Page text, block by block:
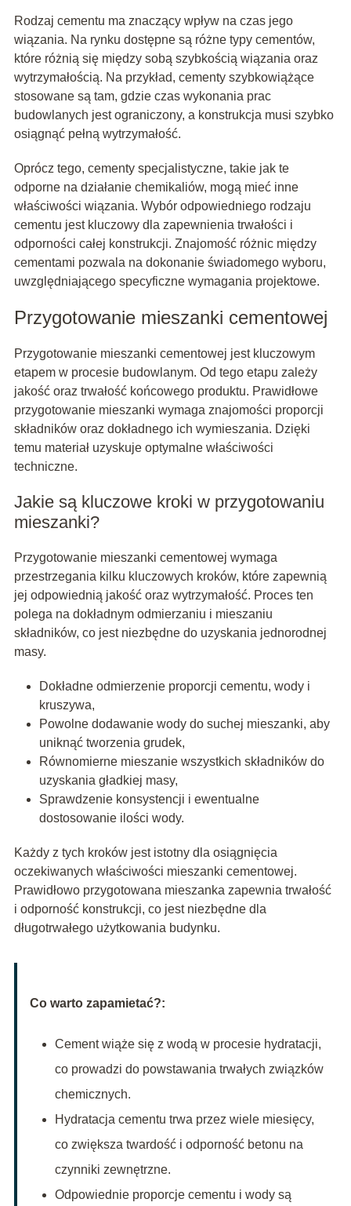
Rodzaj cementu ma znaczący wpływ na czas jego
wiązania. Na rynku dostępne są różne typy cementów,
które różnią się między sobą szybkością wiązania oraz
wytrzymałością. Na przykład, cementy szybkowiążące
stosowane są tam, gdzie czas wykonania prac
budowlanych jest ograniczony, a konstrukcja musi szybko
osiągnąć pełną wytrzymałość.
Oprócz tego, cementy specjalistyczne, takie jak te
odporne na działanie chemikaliów, mogą mieć inne
właściwości wiązania. Wybór odpowiedniego rodzaju
cementu jest kluczowy dla zapewnienia trwałości i
odporności całej konstrukcji. Znajomość różnic między
cementami pozwala na dokonanie świadomego wyboru,
uwzględniającego specyficzne wymagania projektowe.
Przygotowanie mieszanki cementowej
Przygotowanie mieszanki cementowej jest kluczowym
etapem w procesie budowlanym. Od tego etapu zależy
jakość oraz trwałość końcowego produktu. Prawidłowe
przygotowanie mieszanki wymaga znajomości proporcji
składników oraz dokładnego ich wymieszania. Dzięki
temu materiał uzyskuje optymalne właściwości
techniczne.
Jakie są kluczowe kroki w przygotowaniu
mieszanki?
Przygotowanie mieszanki cementowej wymaga
przestrzegania kilku kluczowych kroków, które zapewnią
jej odpowiednią jakość oraz wytrzymałość. Proces ten
polega na dokładnym odmierzaniu i mieszaniu
składników, co jest niezbędne do uzyskania jednorodnej
masy.
Dokładne odmierzenie proporcji cementu, wody i
kruszywa,
Powolne dodawanie wody do suchej mieszanki, aby
uniknąć tworzenia grudek,
Równomierne mieszanie wszystkich składników do
uzyskania gładkiej masy,
Sprawdzenie konsystencji i ewentualne
dostosowanie ilości wody.
Każdy z tych kroków jest istotny dla osiągnięcia
oczekiwanych właściwości mieszanki cementowej.
Prawidłowo przygotowana mieszanka zapewnia trwałość
i odporność konstrukcji, co jest niezbędne dla
długotrwałego użytkowania budynku.
Co warto zapamietać?:
Cement wiąże się z wodą w procesie hydratacji,
co prowadzi do powstawania trwałych związków
chemicznych.
Hydratacja cementu trwa przez wiele miesięcy,
co zwiększa twardość i odporność betonu na
czynniki zewnętrzne.
Odpowiednie proporcje cementu i wody są